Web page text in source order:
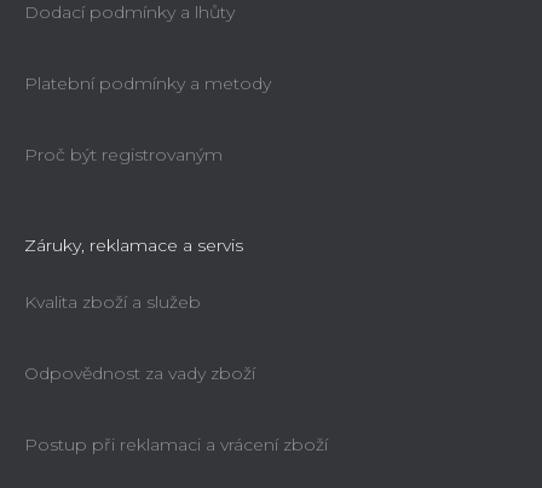
Dodací podmínky a lhůty
Platební podmínky a metody
Proč být registrovaným
Záruky, reklamace a servis
Kvalita zboží a služeb
Odpovědnost za vady zboží
Postup při reklamaci a vrácení zboží